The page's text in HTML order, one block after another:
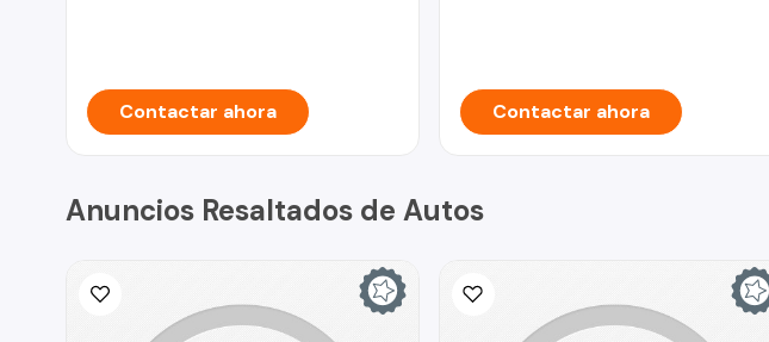
Contactar ahora Contactar ahora
Anuncios Resaltados de Autos